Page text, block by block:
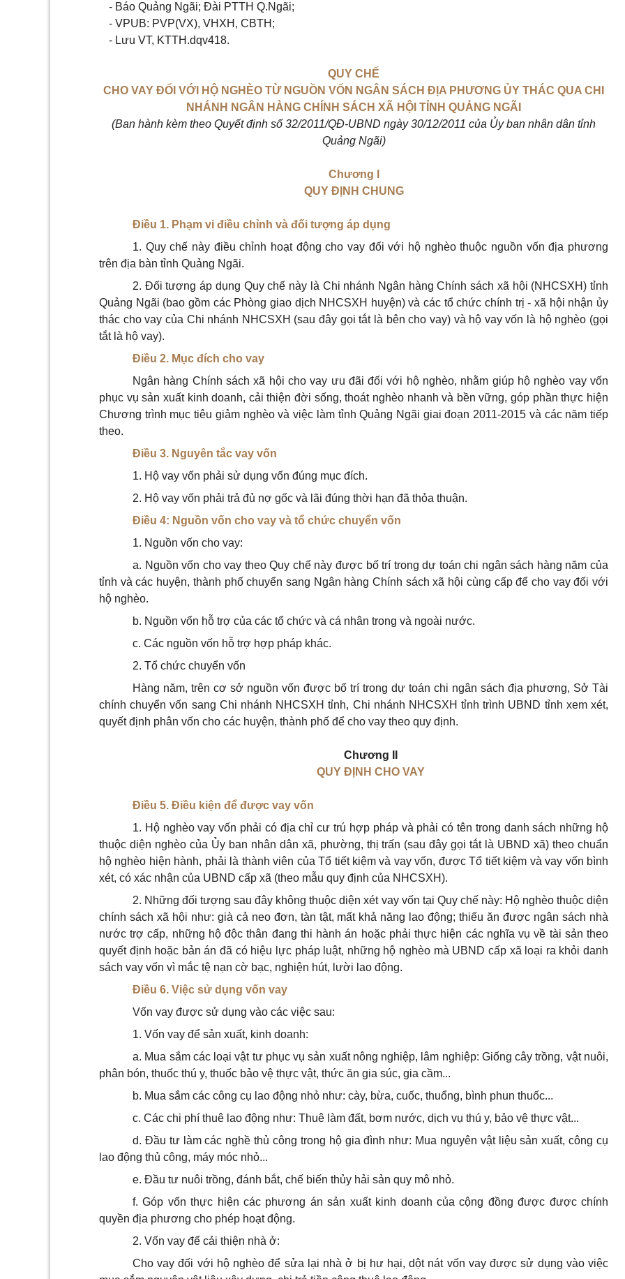
- Báo Quảng Ngãi; Đài PTTH Q.Ngãi;
- VPUB: PVP(VX), VHXH, CBTH;
- Lưu VT, KTTH.dqv418.
QUY CHẾ
CHO VAY ĐỐI VỚI HỘ NGHÈO TỪ NGUỒN VỐN NGÂN SÁCH ĐỊA PHƯƠNG ỦY THÁC QUA CHI
NHÁNH NGÂN HÀNG CHÍNH SÁCH XÃ HỘI TỈNH QUẢNG NGÃI
(Ban hành kèm theo Quyết định số 32/2011/QĐ-UBND ngày 30/12/2011 của Ủy ban nhân dân tỉnh
Quảng Ngãi)
Chương I
QUY ĐỊNH CHUNG
Điều 1. Phạm vi điều chỉnh và đối tượng áp dụng
1. Quy chế này điều chỉnh hoạt động cho vay đốivới hộ nghèo thuộc nguồn vốn địa phương
trên địa bàn tỉnh Quảng Ngãi.
2. Đối tượng áp dụng Quy chế này là Chi nhánh Ngân hàng Chính sách xã hội (NHCSXH) tỉnh
Quảng Ngãi (bao gồm các Phòng giao dịch NHCSXH huyện) và các tổ chức chính trị - xã hội nhận ủy
thác cho vay của Chi nhánh NHCSXH (sau đây gọi tắt là bên cho vay) và hộ vay vốn là hộ nghèo (gọi
tắt là hộ vay).
Điều 2. Mục đích cho vay
Ngân hàng Chính sách xã hội cho vay ưu đãi đối với hộ nghèo, nhằm giúp hộ nghèo vay vốn
phục vụ sản xuất kinh doanh, cải thiện đời sống,thoátnghèo nhanh và bền vững, góp phần thực hiện
Chương trình mục tiêu giảm nghèo và việc làm tỉnh Quảng Ngãi giai đoạn 2011-2015 và các năm tiếp
theo.
Điều 3. Nguyên tắc vay vốn
1. Hộ vay vốn phải sử dụng vốn đúng mục đích.
2. Hộ vay vốn phải trả đủ nợ gốc và lãi đúng thời hạn đã thỏa thuận.
Điều 4: Nguồn vốn cho vay và tổ chức chuyển vốn
1. Nguồn vốn cho vay:
a. Nguồn vốn cho vay theo Quy chế này được bố trí trong dự toán chi ngân sách hàng năm của
tỉnh và các huyện, thành phố chuyển sang Ngân hàng Chính sách xã hội cùng cấp để cho vay đối với
hộ nghèo.
b. Nguồn vốn hỗ trợ của các tổ chức và cá nhân trong và ngoài nước.
c. Các nguồn vốn hỗ trợ hợp pháp khác.
2. Tổ chức chuyển vốn
Hàng năm, trên cơ sở nguồn vốn được bố trí trong dự toán chi ngân sách địa phương, Sở Tài
chính chuyển vốn sang Chi nhánh NHCSXH tỉnh, Chi nhánh NHCSXH tỉnh trình UBND tỉnh xem xét,
quyết định phân vốn cho các huyện, thành phố để cho vay theo quy định.
Chương II
QUY ĐỊNH CHO VAY
Điều 5. Điều kiện để được vay vốn
1. Hộ nghèo vay vốn phải có địa chỉ cư trú hợp pháp và phải có tên trong danh sách những hộ
thuộc diện nghèo của Ủy ban nhân dân xã, phường, thị trấn (sau đây gọi tắt là UBND xã) theo chuẩn
hộ nghèo hiện hành, phải là thành viên của Tổ tiếtkiệm và vay vốn, được Tổ tiếtkiệm và vay vốn bình
xét, có xác nhận của UBND cấp xã (theo mẫu quy định của NHCSXH).
2. Những đối tượng sau đây không thuộc diện xét vay vốn tại Quy chế này: Hộ nghèo thuộc diện
chính sách xã hội như: già cả neo đơn, tàn tật, mất khả năng lao động; thiếu ăn được ngân sách nhà
nước trợ cấp, những hộ độc thân đang thi hành án hoặc phải thực hiện các nghĩa vụ về tài sản theo
quyết định hoặc bản án đã có hiệu lực pháp luật, những hộ nghèo mà UBND cấp xã loại ra khỏi danh
sách vay vốn vì mắc tệ nạn cờ bạc, nghiện hút, lười lao động.
Điều 6. Việc sử dụng vốn vay
Vốn vay được sử dụng vào các việc sau:
1. Vốn vay để sản xuất, kinh doanh:
a. Mua sắm các loại vật tư phục vụ sản xuất nông nghiệp, lâm nghiệp: Giống cây trồng, vật nuôi,
phân bón, thuốc thú y, thuốc bảo vệ thực vật, thức ăn gia súc, gia cầm...
b. Mua sắm các công cụ lao động nhỏ như: cày, bừa, cuốc, thuổng, bình phun thuốc...
c. Các chi phí thuê lao động như: Thuê làm đất, bơm nước, dịch vụ thú y, bảo vệ thực vật...
d. Đầu tư làm các nghề thủ công trong hộ gia đình như: Mua nguyên vật liệu sản xuất, công cụ
lao động thủ công, máy móc nhỏ...
e. Đầu tư nuôi trồng, đánh bắt, chế biến thủy hải sản quy mô nhỏ.
f. Góp vốn thực hiện các phương án sản xuất kinh doanh của cộng đồng được được chính
quyền địa phương cho phép hoạt động.
2. Vốn vay để cải thiện nhà ở:
Cho vay đối với hộ nghèo để sửa lại nhà ở bị hư hại, dột nát vốn vay được sử dụng vào việc